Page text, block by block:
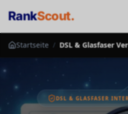
RankScout.
Startseite /
DSL & GLASFASER